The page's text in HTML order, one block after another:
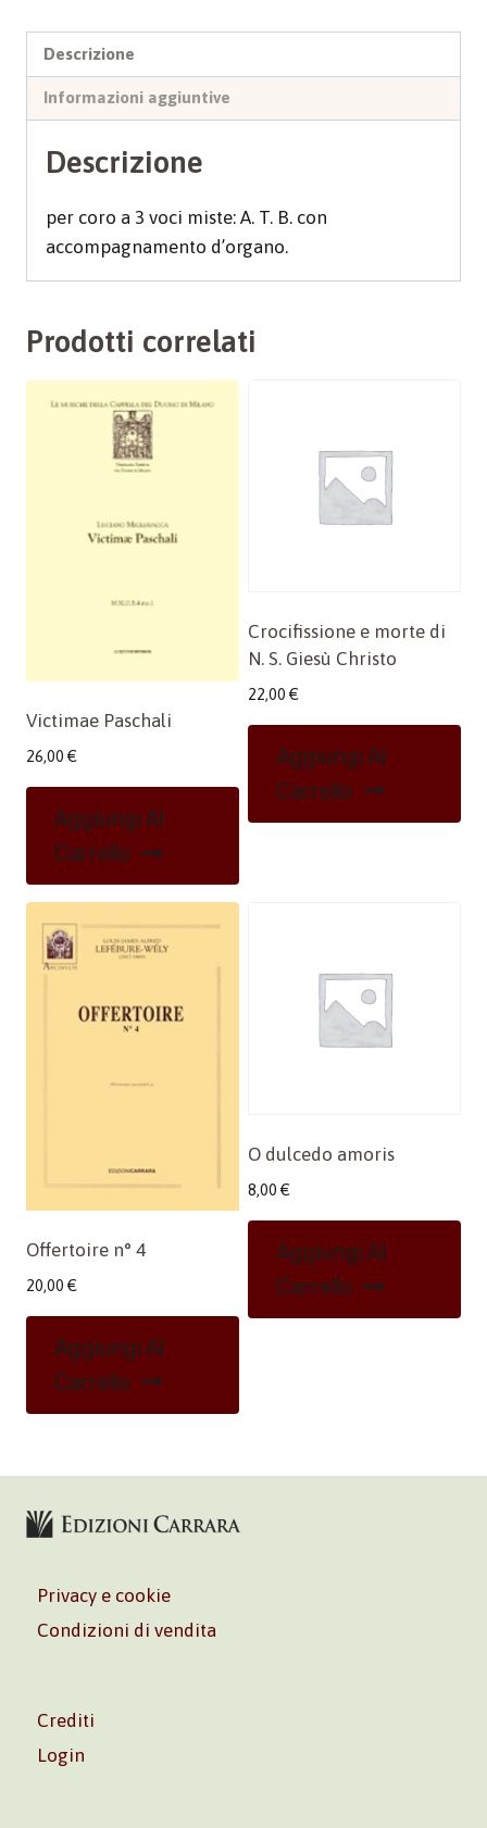
Descrizione
Informazioni aggiuntive
Descrizione
per coro a 3 voci miste: A. T. B. con
accompagnamento d’organo.
Prodotti correlati
Victimae Paschali
26,00 €
Aggiungi Al
Carrello
Crocifissione e morte di
N. S. Giesù Christo
22,00 €
Aggiungi Al
Carrello
Offertoire n° 4
20,00 €
Aggiungi Al
Carrello
O dulcedo amoris
8,00 €
Aggiungi Al
Carrello
Privacy e cookie
Condizioni di vendita
Crediti
Login